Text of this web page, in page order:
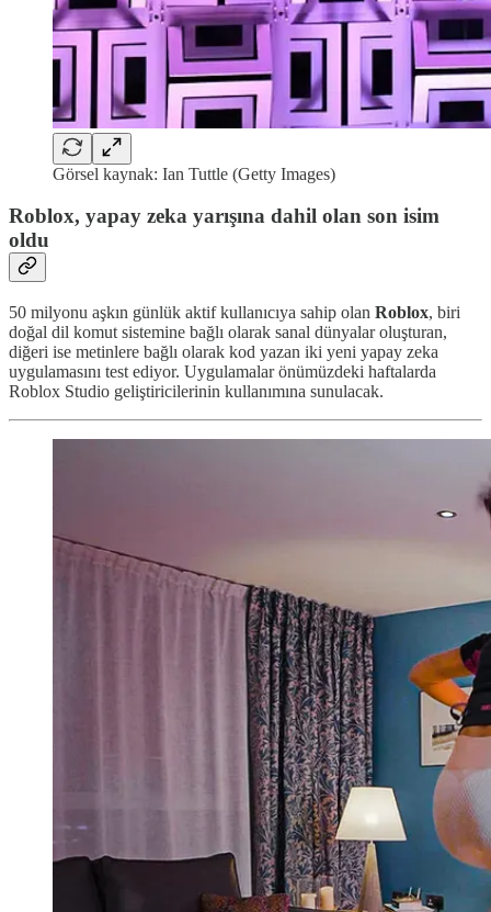
Görsel kaynak: Ian Tuttle (Getty Images)
Roblox, yapay zeka yarışına dahil olan son isim
oldu
50 milyonu aşkın günlük aktif kullanıcıya sahip olan Roblox, biri
doğal dil komut sistemine bağlı olarak sanal dünyalar oluşturan,
diğeri ise metinlere bağlı olarak kod yazan iki yeni yapay zeka
uygulamasını test ediyor. Uygulamalar önümüzdeki haftalarda
Roblox Studio geliştiricilerinin kullanımına sunulacak.